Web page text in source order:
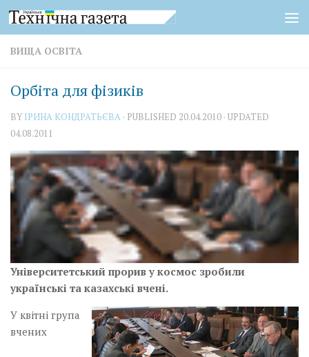
Skip to content
ВИЩА ОСВІТА
Орбіта для фізиків
BY ІРИНА КОНДРАТЬЄВА · PUBLISHED 20.04.2010 · UPDATED
04.08.2011
Університетський прорив у космос зробили
українські та казахські вчені.
У квітні група
вчених